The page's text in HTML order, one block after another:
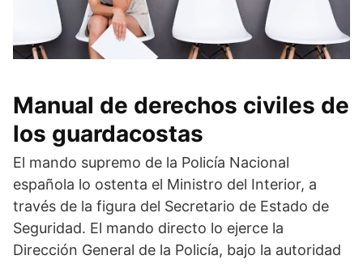
Manual de derechos civiles de
los guardacostas
El mando supremo de la Policía Nacional
española lo ostenta el Ministro del Interior, a
través de la figura del Secretario de Estado de
Seguridad. El mando directo lo ejerce la
Dirección General de la Policía, bajo la autoridad